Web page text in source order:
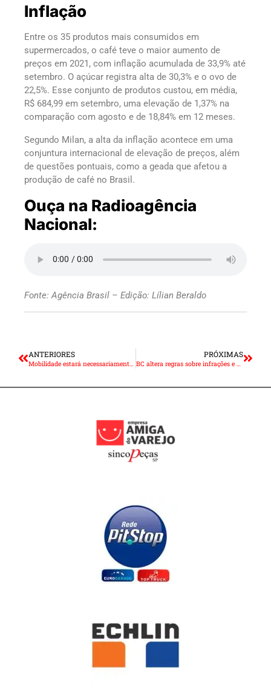
Inflação
Entre os 35 produtos mais consumidos em
supermercados, o café teve o maior aumento de
preços em 2021, com inflação acumulada de 33,9% até
setembro. O açúcar registra alta de 30,3% e o ovo de
22,5%. Esse conjunto de produtos custou, em média,
R$ 684,99 em setembro, uma elevação de 1,37% na
comparação com agosto e de 18,84% em 12 meses.
Segundo Milan, a alta da inflação acontece em uma
conjuntura internacional de elevação de preços, além
de questões pontuais, como a geada que afetou a
produção de café no Brasil.
Ouça na Radioagência
Nacional:
Fonte: Agência Brasil – Edição: Lílian Beraldo
ANTERIORES PRÓXIMAS